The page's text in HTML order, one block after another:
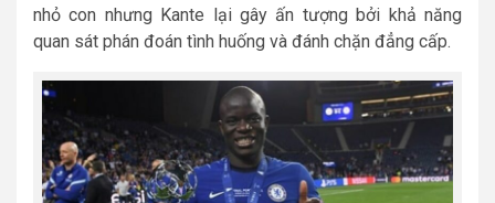
nhỏ con nhưng Kante lại gây ấn tượng bởi khả năng
quan sát phán đoán tình huống và đánh chặn đẳng cấp.